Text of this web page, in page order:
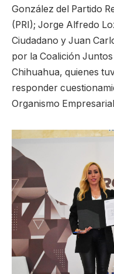
González del Partido
(PRI); Jorge Alfredo
Ciudadano y Juan
por la Coalición
Chihuahua, quienes
responder
Organismo